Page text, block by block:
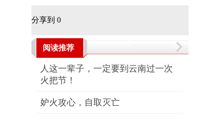
分享到 0
阅读推荐
人这一辈子，一定要到云南过一次
火把节！
妒火攻心，自取灭亡